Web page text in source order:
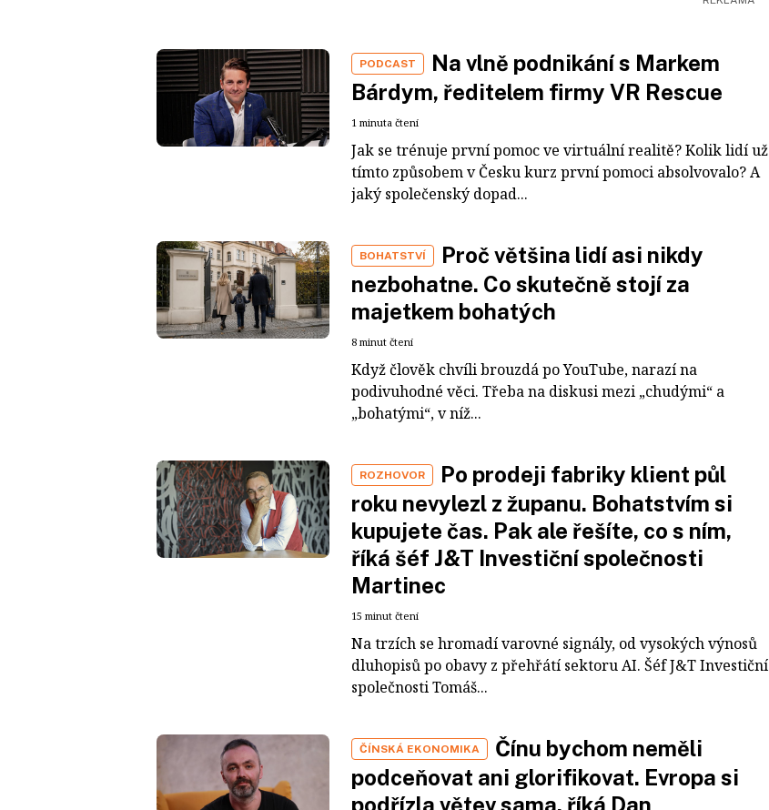
PODCAST
Na vlně podnikání s Markem
Bárdym, ředitelem firmy VR Rescue
1 minuta čtení
Jak se trénuje první pomoc ve virtuální realitě? Kolik lidí už
tímto způsobem v Česku kurz první pomoci absolvovalo? A
jaký společenský dopad...
BOHATSTVÍ
Proč většina lidí asi nikdy
nezbohatne. Co skutečně stojí za
majetkem bohatých
8 minut čtení
Když člověk chvíli brouzdá po YouTube, narazí na
podivuhodné věci. Třeba na diskusi mezi „chudými“ a
„bohatými“, v níž...
ROZHOVOR
Po prodeji fabriky klient půl
roku nevylezl z županu. Bohatstvím si
kupujete čas. Pak ale řešíte, co s ním,
říká šéf J&T Investiční společnosti
Martinec
15 minut čtení
Na trzích se hromadí varovné signály, od vysokých výnosů
dluhopisů po obavy z přehřátí sektoru AI. Šéf J&T Investiční
společnosti Tomáš...
ČÍNSKÁ EKONOMIKA
Čínu bychom neměli
podceňovat ani glorifikovat. Evropa si
podřízla větev sama, říká Dan